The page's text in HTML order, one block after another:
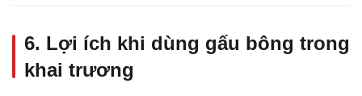
6. Lợi ích khi dùng gấu bông trong
khai trương